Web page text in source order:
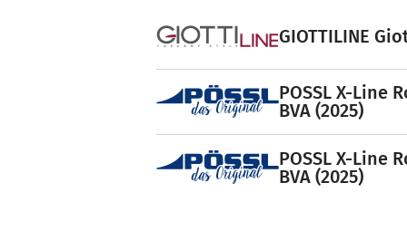
GIOTTILINE
POSSL X-Line
BVA (2025)
POSSL X-Line
BVA (2025)